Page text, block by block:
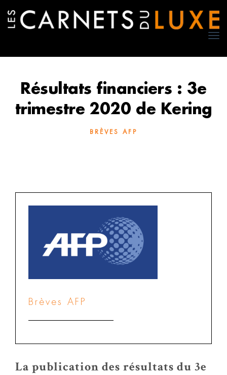
Résultats financiers : 3e
trimestre 2020 de Kering
BRÈVES AFP
Brèves AFP
La publication des résultats du 3e